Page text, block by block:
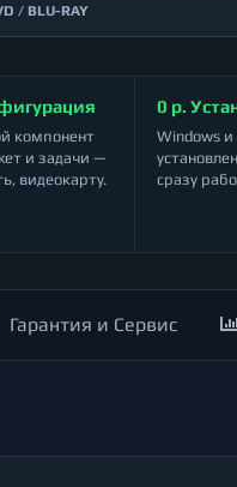
/ BLU-RAY
компонент
и задачи —
видеокарту.
0 р.
Windows
сразу
Гарантия и Сервис